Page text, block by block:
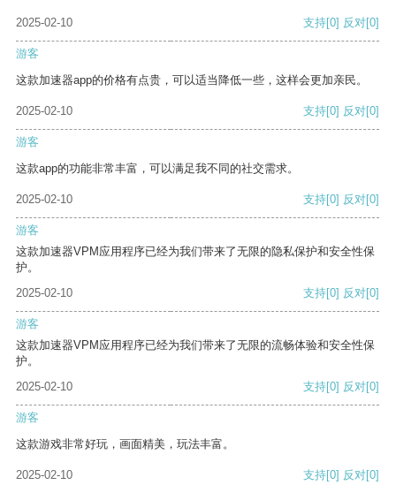
2025-02-10 支持[0] 反对[0]
游客
这款加速器app的价格有点贵，可以适当降低一些，这样会更加亲民。
2025-02-10 支持[0] 反对[0]
游客
这款app的功能非常丰富，可以满足我不同的社交需求。
2025-02-10 支持[0] 反对[0]
游客
这款加速器VPM应用程序已经为我们带来了无限的隐私保护和安全性保
护。
2025-02-10
支持[0] 反对[0]
游客
这款加速器VPM应用程序已经为我们带来了无限的流畅体验和安全性保
护。
2025-02-10
支持[0] 反对[0]
游客
这款游戏非常好玩，画面精美，玩法丰富。
2025-02-10 支持[0] 反对[0]